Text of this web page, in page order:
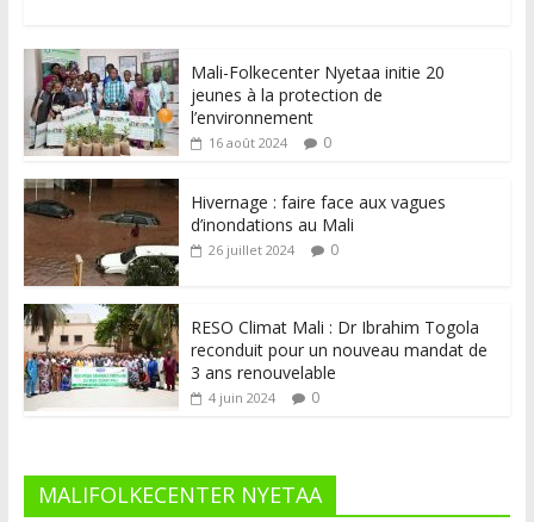
Mali-Folkecenter Nyetaa initie 20
jeunes à la protection de
l’environnement
16 août 2024 0
Hivernage : faire face aux vagues
d’inondations au Mali
26 juillet 2024 0
RESO Climat Mali : Dr Ibrahim Togola
reconduit pour un nouveau mandat de
3 ans renouvelable
4 juin 2024 0
MALIFOLKECENTER NYETAA